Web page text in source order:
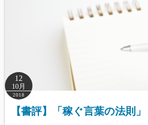
12
10月
2018
【書評】「稼ぐ言葉の法則」